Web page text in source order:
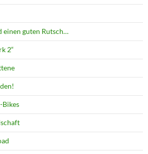
einen guten Rutsch…
2“
Bikes